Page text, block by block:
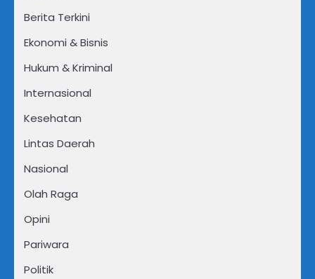
Berita Terkini
Ekonomi & Bisnis
Hukum & Kriminal
Internasional
Kesehatan
Lintas Daerah
Nasional
Olah Raga
Opini
Pariwara
Politik